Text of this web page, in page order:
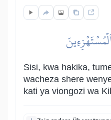
Sisi, kwa hakika,
wacheza shere
kati ya viongozi wa